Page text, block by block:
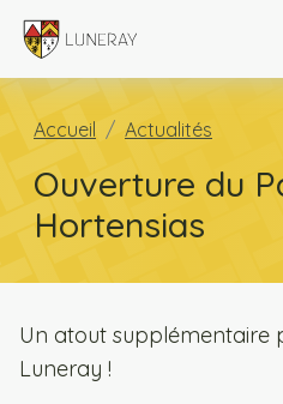
Accueil Actualités
Ouverture du
Hortensias
Un atout supplémentaire
Luneray !